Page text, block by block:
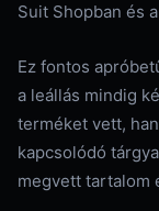
Suit Shopban és
Ez fontos
a leállás mindig
terméket vett,
kapcsolódó
megvett tartalom